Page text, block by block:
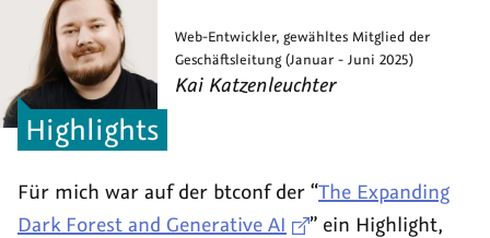
Highlights
Für mich war auf der btconf der “The Expanding
Dark Forest and Generative AI
” ein Highlight,
Web-Entwickler, gewähltes Mitglied der
Geschäftsleitung (Januar - Juni 2025)
Kai Katzenleuchter